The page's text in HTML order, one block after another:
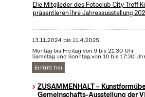
Die Mitglieder des Fotoclub City Treff
präsentieren ihre Jahresausstellung
13.11.2024 bis11.4.2025
Montag bis Freitag von 9 bis 21:30 Uhr
Samstag und Sonntag von 10 bis 17:30 Uhr
Eintritt frei
ZUSAMMENHALT –
Gemeinschafts-Ausstellung der